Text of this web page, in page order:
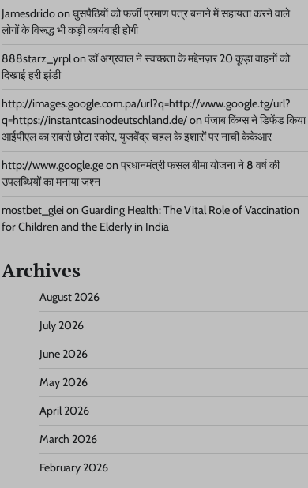
Jamesdridoonघुसपैठियों को फर्जी प्रमाण पत्र बनाने में सहायता करने वाले
लोगों के विरूद्ध भी कड़ी कार्यवाही होगी
888starz_yrplonडॉ अग्रवाल ने स्वच्छता के मद्देनज़र 20 कूड़ा वाहनों को
दिखाई हरी झंडी
http://images.google.com.pa/url?q=http://www.google.tg/url?
q=https://instantcasinodeutschland.de/onपंजाब किंग्स ने डिफेंड किया
आईपीएल का सबसे छोटा स्कोर, युजवेंद्र चहल के इशारों पर नाची केकेआर
http://www.google.geonप्रधानमंत्री फसल बीमा योजना ने 8 वर्ष की
उपलब्धियों का मनाया जश्न
mostbet_gleionGuarding Health: The Vital Role of Vaccination
for Children and the Elderly in India
Archives
August 2026
July 2026
June 2026
May 2026
April 2026
March 2026
February 2026